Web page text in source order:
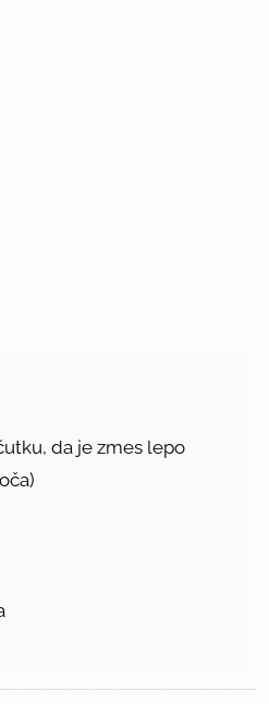
da je zmes lepo